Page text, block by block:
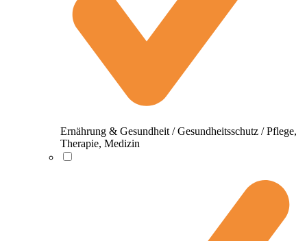
Ernährung & Gesundheit / Gesundheitsschutz / Pflege,
Therapie, Medizin